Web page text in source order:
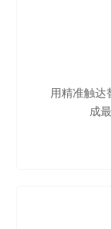
用精准触达
成